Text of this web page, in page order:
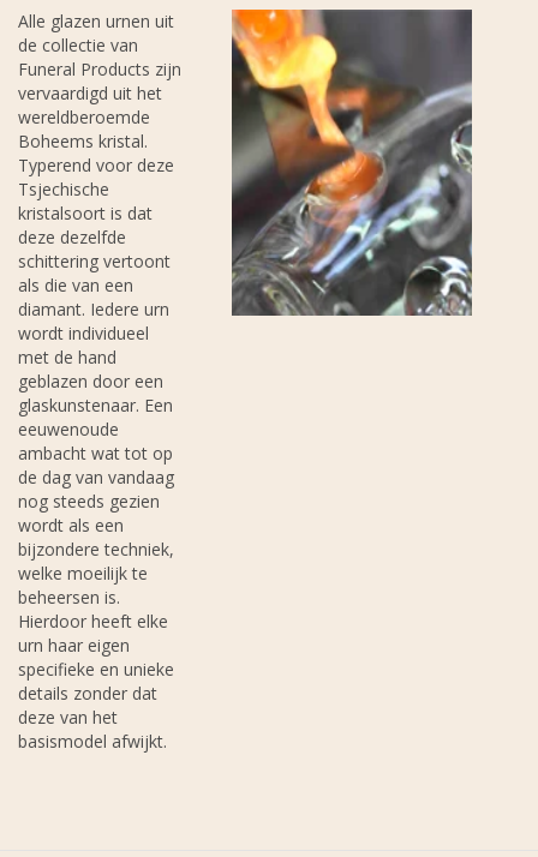
Alle glazen urnen uit
de collectie van
Funeral Products zijn
vervaardigd uit het
wereldberoemde
Boheems kristal.
Typerend voor deze
Tsjechische
kristalsoort is dat
deze dezelfde
schittering vertoont
als die van een
diamant. Iedere urn
wordt individueel
met de hand
geblazen door een
glaskunstenaar. Een
eeuwenoude
ambacht wat tot op
de dag van vandaag
nog steeds gezien
wordt als een
bijzondere techniek,
welke moeilijk te
beheersen is.
Hierdoor heeft elke
urn haar eigen
specifieke en unieke
details zonder dat
deze van het
basismodel afwijkt.